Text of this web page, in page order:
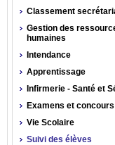
Classement
Gestion des
humaines
Intendance
Apprentissage
Infirmerie - Santé et
Examens et concours
Vie Scolaire
Suivi des élèves